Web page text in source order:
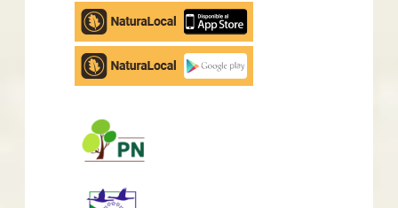
Apple
store
Google
Play